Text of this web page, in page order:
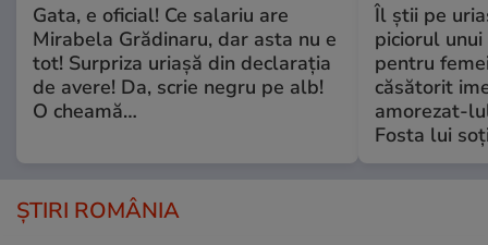
Gata, e oficial! Ce salariu are
Mirabela Grădinaru, dar asta nu e
tot! Surpriza uriașă din declarația
de avere! Da, scrie negru pe alb!
O cheamă…
Îl știi pe
piciorul
pentru
căsătorit
amorezat-
Fosta lui
ȘTIRI ROMÂNIA